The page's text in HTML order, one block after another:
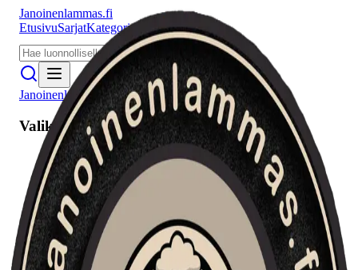
Janoinenlammas.fi
EtusivuSarjatKategoriat PuhujatMeistä
Janoinenlammas.fi
Valikko
Etusivu
Sarjat
Kategoriat
Puhujat
Haku
Tietosuojaseloste
Seuraa meitä